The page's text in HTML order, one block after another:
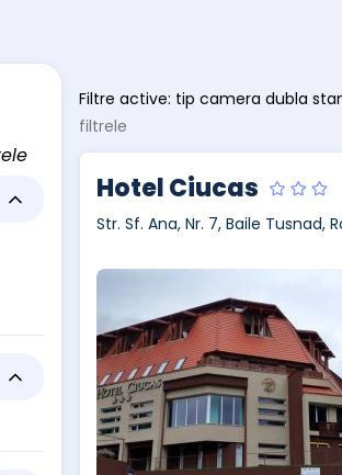
Filtre active: tip camera dubla
filtrele
Hotel Ciucas
Str. Sf. Ana, Nr. 7, Baile Tusnad,